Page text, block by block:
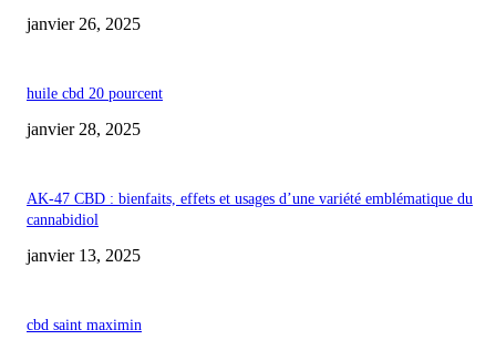
janvier 26, 2025
huile cbd 20 pourcent
janvier 28, 2025
AK-47 CBD : bienfaits, effets et usages d’une variété emblématique du
cannabidiol
janvier 13, 2025
cbd saint maximin